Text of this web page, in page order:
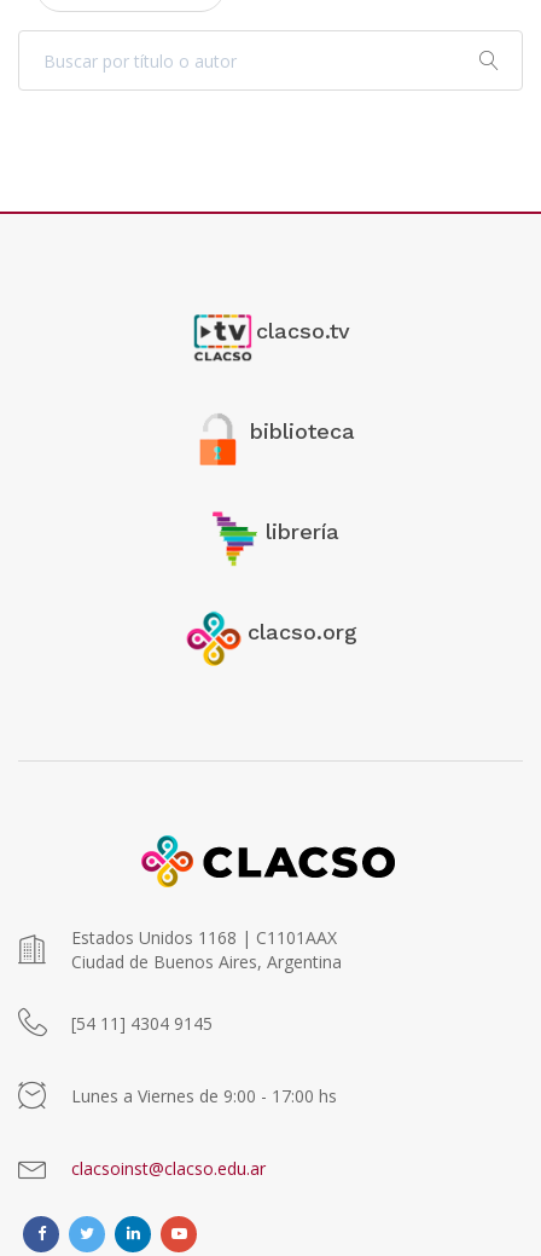
clacso.tv
biblioteca
librería
clacso.org
Estados Unidos 1168 | C1101AAX
Ciudad de Buenos Aires, Argentina
[54 11] 4304 9145
Lunes a Viernes de 9:00 - 17:00 hs
clacsoinst@clacso.edu.ar